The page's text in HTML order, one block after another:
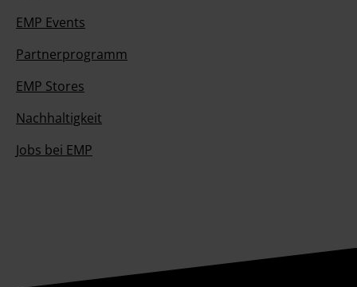
EMP Events
Partnerprogramm
EMP Stores
Nachhaltigkeit
Jobs bei EMP